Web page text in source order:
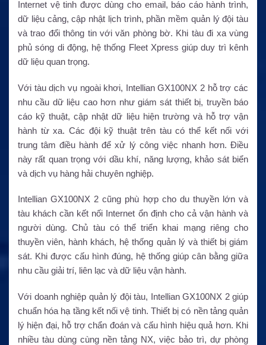
Internet vệ tinh được dùng cho email, báo cáo hành trình,
dữ liệu cảng, cập nhật lịch trình, phần mềm quản lý đội tàu
và trao đổi thông tin với văn phòng bờ. Khi tàu đi xa vùng
phủ sóng di động, hệ thống Fleet Xpress giúp duy trì kênh
dữ liệu quan trọng.
Với tàu dịch vụ ngoài khơi, Intellian GX100NX 2 hỗ trợ các
nhu cầu dữ liệu cao hơn như giám sát thiết bị, truyền báo
cáo kỹ thuật, cập nhật dữ liệu hiện trường và hỗ trợ vận
hành từ xa. Các đội kỹ thuật trên tàu có thể kết nối với
trung tâm điều hành để xử lý công việc nhanh hơn. Điều
này rất quan trọng với dầu khí, năng lượng, khảo sát biển
và dịch vụ hàng hải chuyên nghiệp.
Intellian GX100NX 2 cũng phù hợp cho du thuyền lớn và
tàu khách cần kết nối Internet ổn định cho cả vận hành và
người dùng. Chủ tàu có thể triển khai mạng riêng cho
thuyền viên, hành khách, hệ thống quản lý và thiết bị giám
sát. Khi được cấu hình đúng, hệ thống giúp cân bằng giữa
nhu cầu giải trí, liên lạc và dữ liệu vận hành.
Với doanh nghiệp quản lý đội tàu, Intellian GX100NX 2 giúp
chuẩn hóa hạ tầng kết nối vệ tinh. Thiết bị có nền tảng quản
lý hiện đại, hỗ trợ chẩn đoán và cấu hình hiệu quả hơn. Khi
nhiều tàu dùng cùng nền tảng NX, việc bảo trì, dự phòng